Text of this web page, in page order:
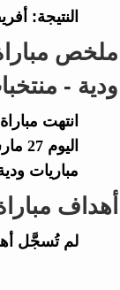
النتيجة:
ملخص
ودية -
انتهت مباراة
مباريات
أهداف
لم تُسجَّل